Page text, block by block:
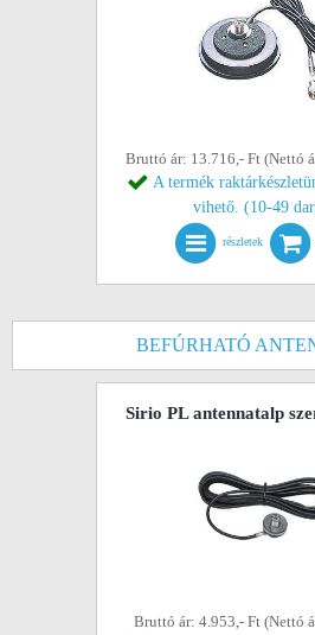
Bruttó ár: 13.716,- Ft (Nettó
A termék
vihető. (10-49
részletek
BEFÚRHATÓ
Sirio PL antennatalp
Bruttó ár: 4.953,- Ft (Nettó